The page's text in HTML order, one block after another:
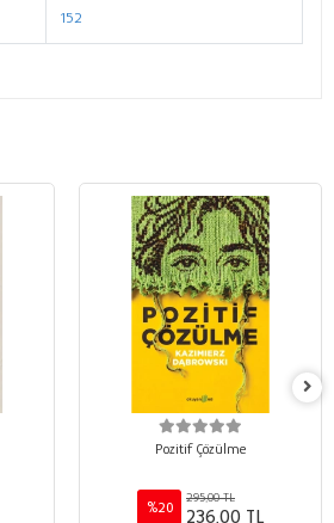
152
Pozitif Çözülme
%20
295,00 TL
236,00 TL